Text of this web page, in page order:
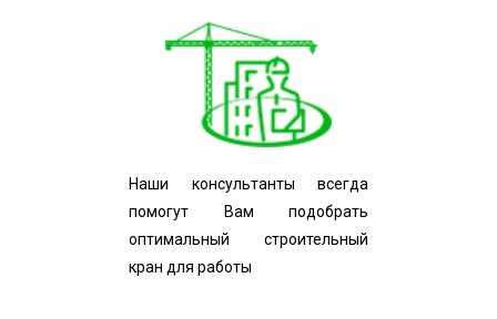
Наши консультанты всегда
помогут Вам подобрать
оптимальный строительный
кран для работы